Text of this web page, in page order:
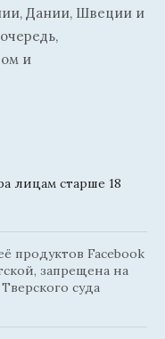
Дании, Швеции и
и
лицам старше 18
продуктов Facebook
запрещена на
суда